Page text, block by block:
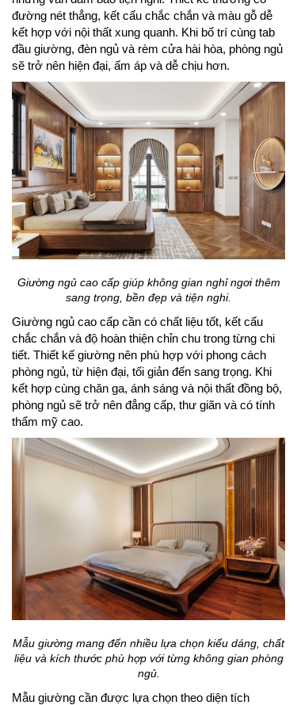
đường nét thẳng, kết cấu chắc chắn và màu gỗ dễ
kết hợp với nội thất xung quanh. Khi bố trí cùng tab
đầu giường, đèn ngủ và rèm cửa hài hòa, phòng ngủ
sẽ trở nên hiện đại, ấm áp và dễ chịu hơn.
Giường ngủ cao cấp giúp không gian nghỉ ngơi thêm
sang trọng, bền đẹp và tiện nghi.
Giường ngủ cao cấp cần có chất liệu tốt, kết cấu
chắc chắn và độ hoàn thiện chỉn chu trong từng chi
tiết. Thiết kế giường nên phù hợp với phong cách
phòng ngủ, từ hiện đại, tối giản đến sang trọng. Khi
kết hợp cùng chăn ga, ánh sáng và nội thất đồng bộ,
phòng ngủ sẽ trở nên đẳng cấp, thư giãn và có tính
thẩm mỹ cao.
Mẫu giường mang đến nhiều lựa chọn kiểu dáng, chất
liệu và kích thước phù hợp với từng không gian phòng
ngủ.
Mẫu giường cần được lựa chọn theo diện tích